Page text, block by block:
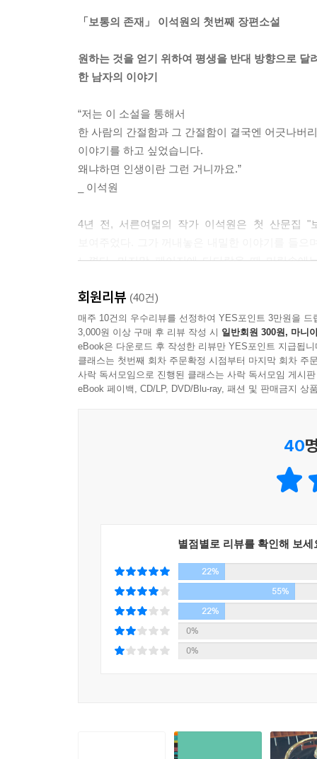
「보통의 존재」 이석원의 첫번째 장편소설
원하는 것을 얻기 위하여 평생을 반대 방향으로 달
한 남자의 이야기
“저는 이 소설을 통해서
한 사람의 간절함과 그 간절함이 결국엔 어긋나버
이야기를 하고 싶었습니다.
왜냐하면 인생이란 그런 거니까요.”
_ 이석원
4년 전, 서른여덟의 작가 이석원은 첫 산문집 "
느꼈다. 마지막 페이지에 다다랐을 때 머릿속에
했다. 그렇게 ‘보통의 존재’에 대해 담담한 어조로
스스로를 밀실에 가둬버린 남자의 고백,
우리는 무엇으로 우리의 존재를 증명할 수 있을까?
이석원의 글은 빠르게, 그리고 선명하게 읽힌다.
“정말 사랑했던 사람하고는 영원히 못 헤어져.
유약한 성품을 지닌 용우는 안 그래도 상처투성
기상천외한 삶을 통해 자신이 쌓은 탑에 갇혀버
인생은 멀리서 보면 희극이나 가까이서 보면 비
알게 되면서, 아니 어떤 게 진짜인지조차 모르는
그리고 묻는다. 우리가 옳다고 믿으며 살아가는
회원리뷰 (40건)
매주 10건의 우수리뷰를 선정하여 YES포인트 3만원을 드
3,000원 이상 구매 후 리뷰 작성 시 일반회원 300원, 마니
eBook은 다운로드 후 작성한 리뷰만 YES포인트 지급됩니
클래스는 첫번째 회차 주문확정 시점부터 마지막 회차 주
사락 독서모임으로 진행된 클래스는 사락 독서모임 게시
eBook 페이백, CD/LP, DVD/Blu-ray, 패션 및 판매금지 상
40
별점별로 리뷰를 확인해 보세
22%
55%
22%
0%
0%